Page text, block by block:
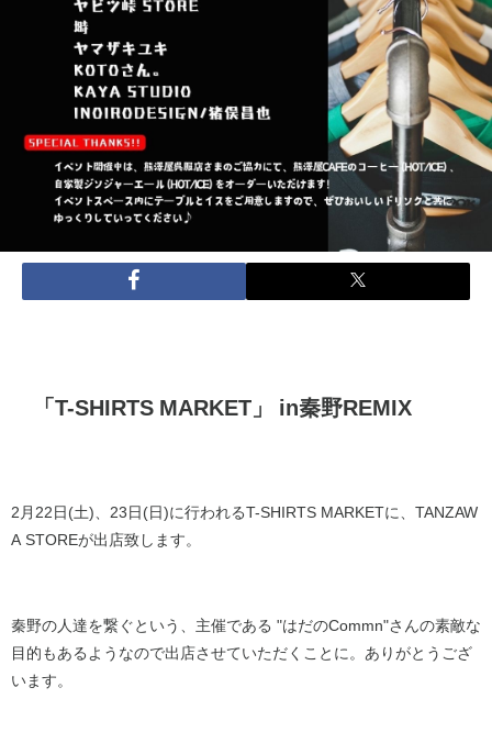
「T-SHIRTS MARKET」 in秦野REMIX
2月22日(土)、23日(日)に行われるT-SHIRTS MARKETに、TANZAW
A STOREが出店致します。
秦野の人達を繋ぐという、主催である "はだのCommn"さんの素敵な
目的もあるようなので出店させていただくことに。ありがとうござ
います。